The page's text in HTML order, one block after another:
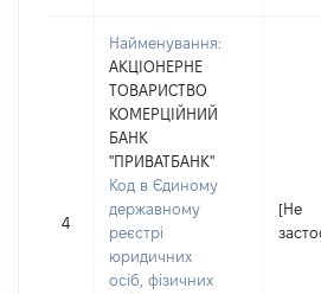
4
Найменування:
АКЦІОНЕРНЕ
ТОВАРИСТВО
КОМЕРЦІЙНИЙ
БАНК
"ПРИВАТБАНК"
Код в Єдиному
державному
реєстрі
юридичних
осіб, фізичних
[Не